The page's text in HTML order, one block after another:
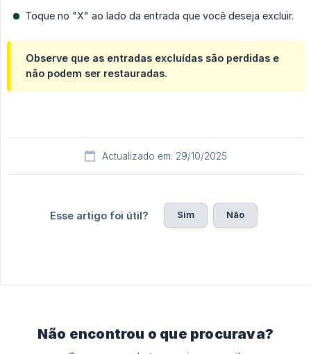
Toque no "X" ao lado da entrada que você deseja excluir.
Observe que as entradas excluídas são perdidas e
não podem ser restauradas.
Actualizado em: 29/10/2025
Esse artigo foi útil? Sim Não
Não encontrou o que procurava?